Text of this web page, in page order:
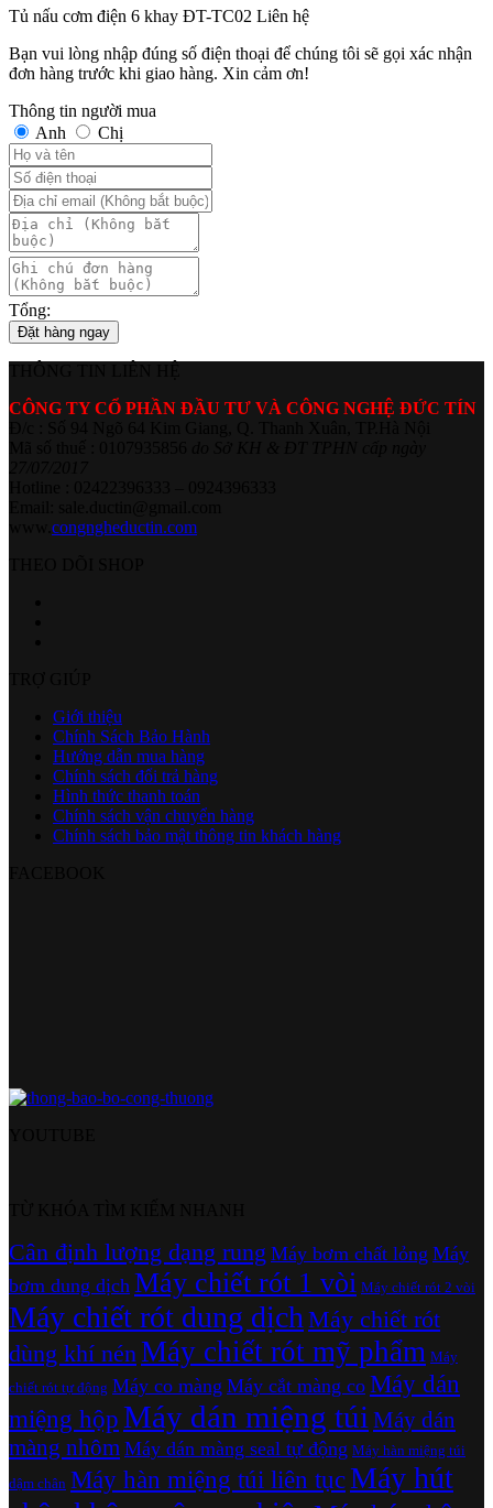
Tủ nấu cơm điện 6 khay ĐT-TC02 Liên hệ
Bạn vui lòng nhập đúng số điện thoại để chúng tôi sẽ gọi xác nhận
đơn hàng trước khi giao hàng. Xin cảm ơn!
Thông tin người mua
Anh
Chị
Tổng:
Đặt hàng ngay
CÔNG TY CỔ PHẦN ĐẦU TƯ VÀ CÔNG NGHỆ ĐỨC TÍN
congngheductin.com
Giới thiệu
Chính Sách Bảo Hành
Hướng dẫn mua hàng
Chính sách đổi trả hàng
Hình thức thanh toán
Chính sách vận chuyển hàng
Chính sách bảo mật thông tin khách hàng
Cân định lượng dạng rung Máy bơm chất lỏng Máy
bơm dung dịch Máy chiết rót 1 vòi Máy chiết rót 2 vòi
Máy chiết rót dung dịch Máy chiết rót
dùng khí nénMáy chiết rót mỹ phẩm Máy
chiết rót tự động Máy co màng Máy cắt màng co Máy dán
miệng hộpMáy dán miệng túi Máy dán
màng nhôm Máy dán màng seal tự động Máy hàn miệng túi
dậm chân Máy hàn miệng túi liên tụcMáy hút